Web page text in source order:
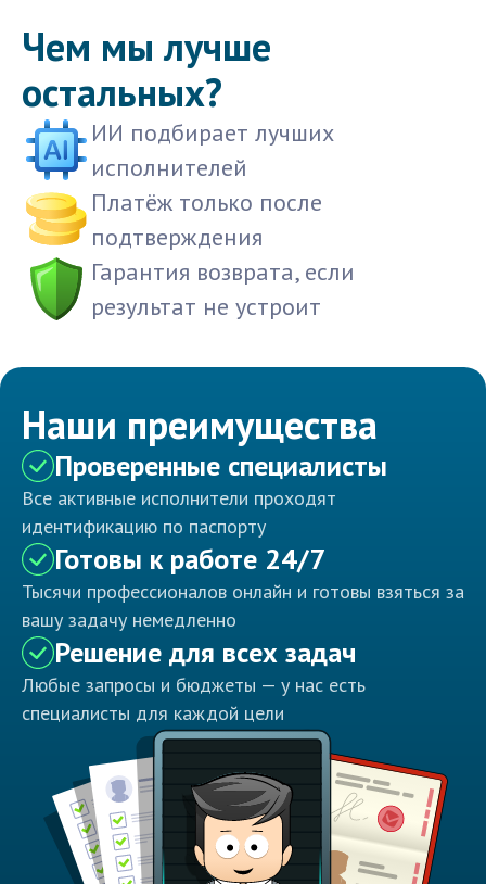
Чем мы лучше
остальных?
ИИ подбирает лучших
исполнителей
Платёж только после
подтверждения
Гарантия возврата, если
результат не устроит
Наши преимущества
Проверенные специалисты
Все активные исполнители проходят
идентификацию по паспорту
Готовы к работе 24/7
Тысячи профессионалов онлайн и готовы взяться за
вашу задачу немедленно
Решение для всех задач
Любые запросы и бюджеты — у нас есть
специалисты для каждой цели